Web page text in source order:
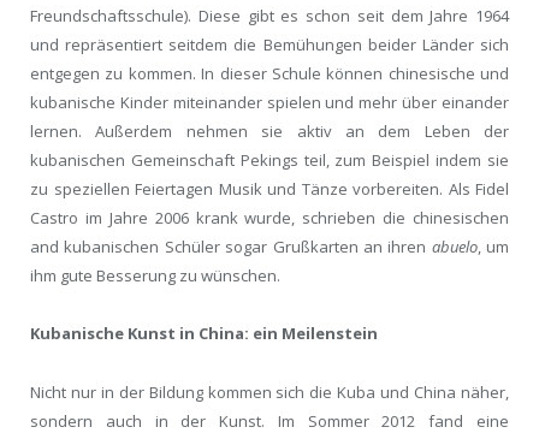
Freundschaftsschule). Diese gibt es schon seit dem Jahre 1964
und repräsentiert seitdem die Bemühungen beider Länder sich
entgegen zu kommen. In dieser Schule können chinesische und
kubanische Kinder miteinander spielen und mehr über einander
lernen. Außerdem nehmen sie aktiv an dem Leben der
kubanischen Gemeinschaft Pekings teil, zum Beispiel indem sie
zu speziellen Feiertagen Musik und Tänze vorbereiten. Als Fidel
Castro im Jahre 2006 krank wurde, schrieben die chinesischen
and kubanischen Schüler sogar Grußkarten an ihren abuelo, um
ihm gute Besserung zu wünschen.
Kubanische Kunst in China: ein Meilenstein
Nicht nur in der Bildung kommen sich die Kuba und China näher,
sondern auch in der Kunst. Im Sommer 2012 fand eine